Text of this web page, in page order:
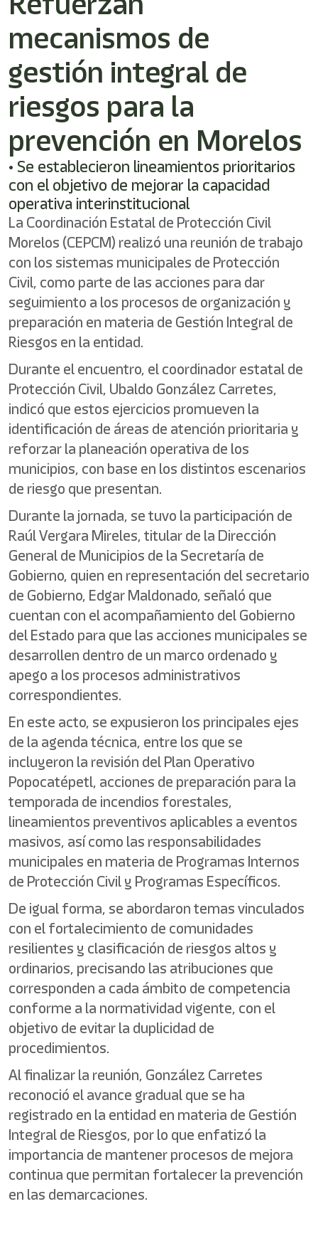
activates
to
help
you
navigate
interact
with
the
content.
mecanismos de
gestión integral de
riesgos para la
prevención en Morelos
• Se establecieron lineamientos prioritarios
con el objetivo de mejorar la capacidad
operativa interinstitucional
La Coordinación Estatal de Protección Civil
Morelos (CEPCM) realizó una reunión de trabajo
con los sistemas municipales de Protección
Civil, como parte de las acciones para dar
seguimiento a los procesos de organización y
preparación en materia de Gestión Integral de
Riesgos en la entidad.
Durante el encuentro, el coordinador estatal de
Protección Civil, Ubaldo González Carretes,
indicó que estos ejercicios promueven la
identificación de áreas de atención prioritaria y
reforzar la planeación operativa de los
municipios, con base en los distintos escenarios
de riesgo que presentan.
Durante la jornada, se tuvo la participación de
Raúl Vergara Mireles, titular de la Dirección
General de Municipios de la Secretaría de
Gobierno, quien en representación del secretario
de Gobierno, Edgar Maldonado, señaló que
cuentan con el acompañamiento del Gobierno
del Estado para que las acciones municipales se
desarrollen dentro de un marco ordenado y
apego a los procesos administrativos
correspondientes.
En este acto, se expusieron los principales ejes
de la agenda técnica, entre los que se
incluyeron la revisión del Plan Operativo
Popocatépetl, acciones de preparación para la
temporada de incendios forestales,
lineamientos preventivos aplicables a eventos
masivos, así como las responsabilidades
municipales en materia de Programas Internos
de Protección Civil y Programas Específicos.
De igual forma, se abordaron temas vinculados
con el fortalecimiento de comunidades
resilientes y clasificación de riesgos altos y
ordinarios, precisando las atribuciones que
corresponden a cada ámbito de competencia
conforme a la normatividad vigente, con el
objetivo de evitar la duplicidad de
procedimientos.
Al finalizar la reunión, González Carretes
reconoció el avance gradual que se ha
registrado en la entidad en materia de Gestión
Integral de Riesgos, por lo que enfatizó la
importancia de mantener procesos de mejora
continua que permitan fortalecer la prevención
en las demarcaciones.